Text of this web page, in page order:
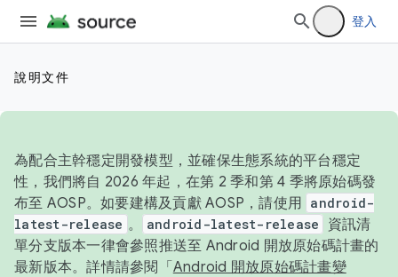
登入
說明文件
為配合主幹穩定開發模型，並確保生態系統的平台穩定
性，我們將自 2026 年起，在第 2 季和第 4 季將原始碼發
布至 AOSP。如要建構及貢獻 AOSP，請使用 android-
latest-release 。 android-latest-release
資訊清
單分支版本一律會參照推送至 Android 開放原始碼計畫的
最新版本。詳情請參閱「 Android 開放原始碼計畫變